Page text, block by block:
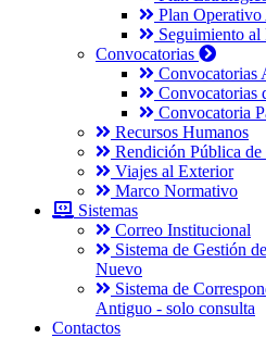
Plan Operativo
Seguimiento al
Convocatorias
Convocatorias
Convocatorias
Convocatoria
Recursos Humanos
Rendición Pública de
Viajes al Exterior
Marco Normativo
Sistemas
Correo Institucional
Sistema de Gestión
Nuevo
Sistema de
Antiguo - solo consulta
Contactos